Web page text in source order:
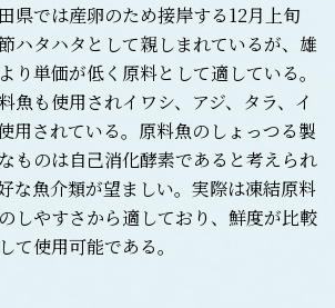
県では産卵のため接岸する12月上旬
ハタハタとして親しまれているが、雄
り単価が低く原料として適している。
魚も使用されイワシ、アジ、タラ、イ
用されている。原料魚のしょっつる製
ものは自己消化酵素であると考えられ
な魚介類が望ましい。実際は凍結原料
しやすさから適しており、鮮度が比較
て使用可能である。